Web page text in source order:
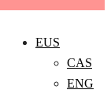
EUS
CAS
ENG